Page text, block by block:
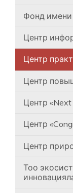
Фонд
Центр
Центр
Центр
Центр «Next
Центр
Центр
Тоо